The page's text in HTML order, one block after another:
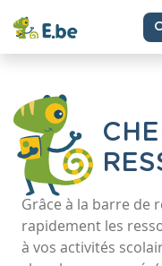
Grâce à la barre de
rapidement les
à vos activités